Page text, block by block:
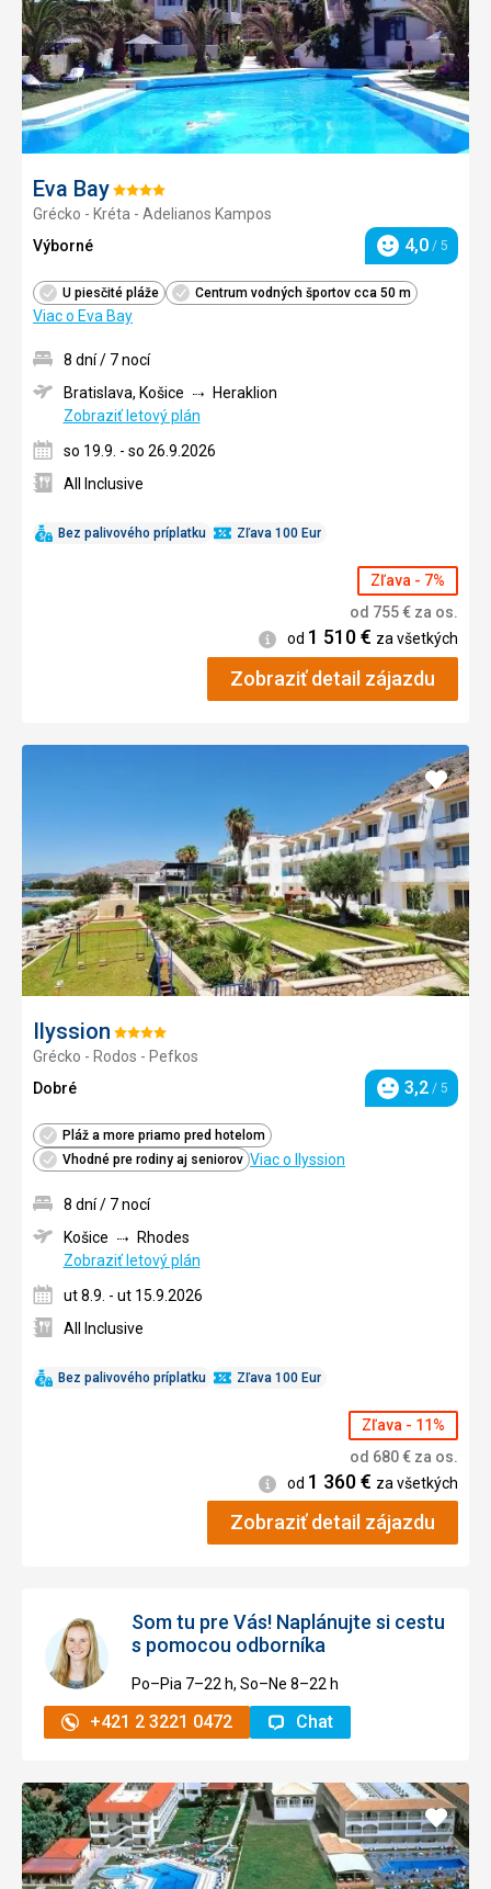
Eva BayHodnotenie:
4/5
Grécko - Kréta - Adelianos Kampos
Výborné
Hodnotenie
4,0 / 5
U piesčité pláže Centrum vodných športov cca 50 m
Viac o Eva Bay
Bez palivového príplatku Zľava 100 Eur
8 dní / 7 nocí
Bratislava, Košice
Heraklion
Zobraziť letový plán
so 19.9. - so 26.9.2026
All Inclusive
Zľava - 7%
od 755€ za os.
Informácie
od 1 510€ za všetkých
Zobraziť detail zájazdu
Ilyssion Hodnotenie:
4/5
Grécko - Rodos - Pefkos
Dobré
Hodnotenie
3,2 / 5
Pláž a more priamo pred hotelom
Vhodné pre rodiny aj seniorov Viac o Ilyssion
Pridať
do
Bez palivového príplatku Zľava 100 Eur
8 dní / 7 nocí
Košice
Rhodes
Zobraziť letový plán
ut 8.9. - ut 15.9.2026
All Inclusive
Zľava - 11%
od 680€ za os.
Informácie
od 1 360€ za všetkých
Zobraziť detail zájazdu
Som tu pre Vás! Naplánujte si cestu
s pomocou odborníka
Po–Pia 7–⁠⁠⁠⁠⁠⁠22 h, So–Ne 8–⁠⁠⁠⁠⁠⁠22 h
+421 2 3221 0472 Chat
Pridať
do